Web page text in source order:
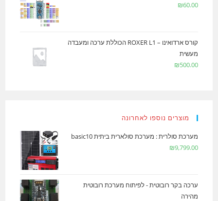
₪60.00
קורס ארדואינו – ROXER L1 הכוללת ערכה ומעבדה
מעשית
₪500.00
מוצרים נוספו לאחרונה
מערכת סולרית : מערכת סולארית ביתית basic10
₪9,799.00
ערכה בקר רובוטית - לפיתוח מערכת רובוטית
מהירה